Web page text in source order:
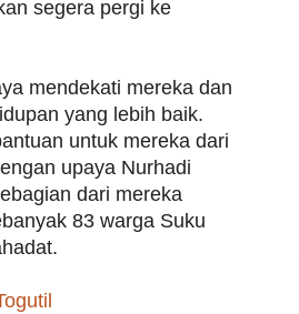
segera pergi ke
mendekati mereka dan
yang lebih baik.
untuk mereka dari
upaya Nurhadi
dari mereka
83 warga Suku